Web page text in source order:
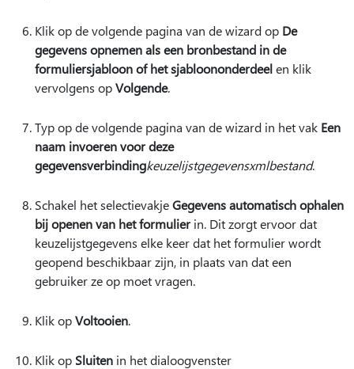
Klik op de volgende pagina van de wizard op De
gegevens opnemen als een bronbestand in de
formuliersjabloon of het sjabloononderdeelen klik
vervolgens opVolgende.
Typ op de volgende pagina van de wizard in het vak Een
naam invoeren voor deze
gegevensverbindingkeuzelijstgegevensxmlbestand.
Schakel het selectievakjeGegevens automatisch ophalen
bij openen van het formulierin. Dit zorgt ervoor dat
keuzelijstgegevens elke keer dat het formulier wordt
geopend beschikbaar zijn, in plaats van dat een
gebruiker ze op moet vragen.
Klik opVoltooien.
Klik op Sluiten in het dialoogvenster